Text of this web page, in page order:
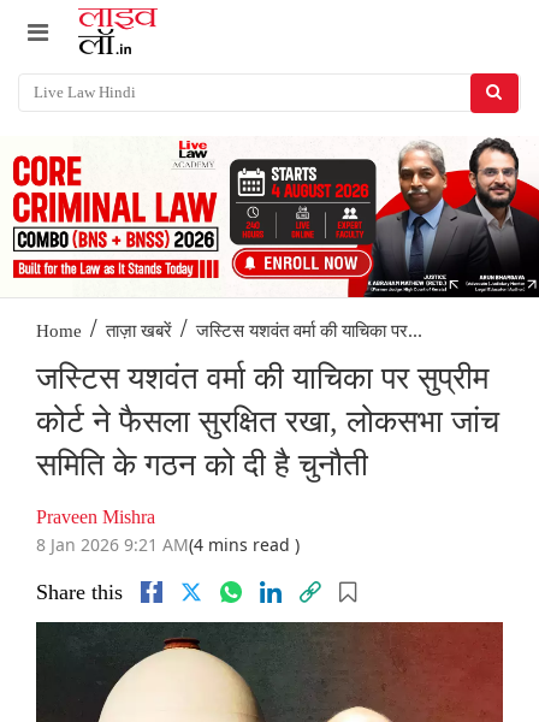
Home / ताज़ा खबरें / जस्टिस यशवंत वर्मा की याचिका पर...
जस्टिस यशवंत वर्मा की याचिका पर सुप्रीम
कोर्ट ने फैसला सुरक्षित रखा, लोकसभा जांच
समिति के गठन को दी है चुनौती
Praveen Mishra
8 Jan 2026 9:21 AM(4 mins read )
Share this